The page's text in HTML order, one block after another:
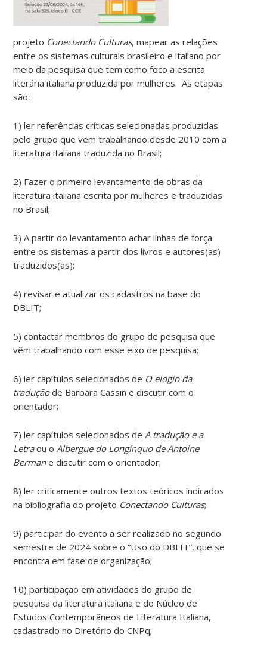
projeto Conectando Culturas, mapear as relações
entre os sistemas culturais brasileiro e italiano por
meio da pesquisa que tem como foco a escrita
literária italiana produzida por mulheres. As etapas
são:
1) ler referências críticas selecionadas produzidas
pelo grupo que vem trabalhando desde 2010 com a
literatura italiana traduzida no Brasil;
2) Fazer o primeiro levantamento de obras da
literatura italiana escrita por mulheres e traduzidas
no Brasil;
3) A partir do levantamento achar linhas de força
entre os sistemas a partir dos livros e autores(as)
traduzidos(as);
4) revisar e atualizar os cadastros na base do
DBLIT;
5) contactar membros do grupo de pesquisa que
vêm trabalhando com esse eixo de pesquisa;
6) ler capítulos selecionados de O elogio da
tradução de Barbara Cassin e discutir com o
orientador;
7) ler capítulos selecionados de A tradução e a
Letraou o Albergue do Longínquo de Antoine
Bermane discutir com o orientador;
8) ler criticamente outros textos teóricos indicados
na bibliografia do projeto Conectando Culturas;
9) participar do evento a ser realizado no segundo
semestre de 2024 sobre o “Uso do DBLIT”, que se
encontra em fase de organização;
10) participação em atividades do grupo de
pesquisa da literatura italiana e do Núcleo de
Estudos Contemporâneos de Literatura Italiana,
cadastrado no Diretório do CNPq;